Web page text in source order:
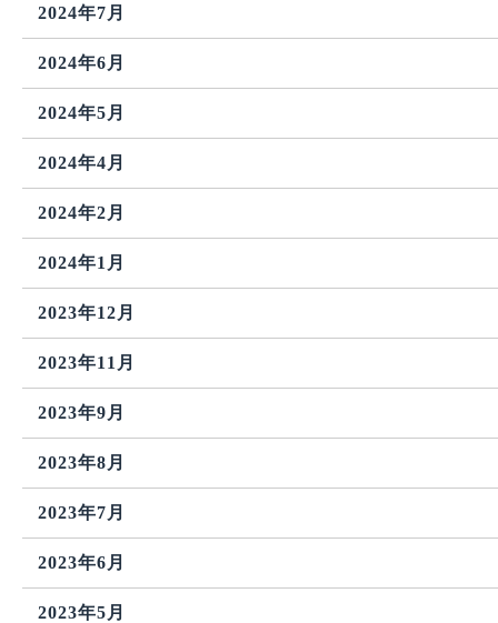
2024年7月
2024年6月
2024年5月
2024年4月
2024年2月
2024年1月
2023年12月
2023年11月
2023年9月
2023年8月
2023年7月
2023年6月
2023年5月